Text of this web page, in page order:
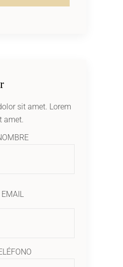
sit amet. Lorem
amet.
EMAIL